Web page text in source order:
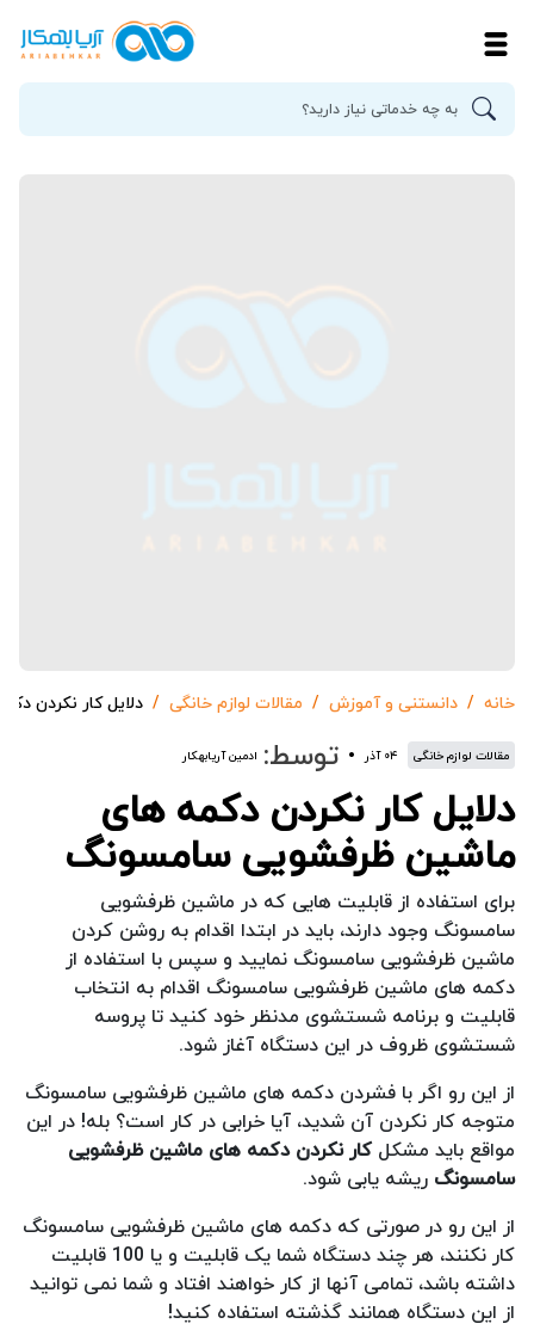
خانه دانستنی و آموزش مقالات لوازم خانگی دلایل کار نکردن
مقالات لوازم خانگی ۰۴ آذر توسط: ادمین آریابهکار
دلایل کار نکردن دکمه های
ماشین ظرفشویی سامسونگ
برای استفاده از قابلیت هایی که در ماشین ظرفشویی
سامسونگ وجود دارند، باید در ابتدا اقدام به روشن کردن
ماشین ظرفشویی سامسونگ نمایید و سپس با استفاده از
دکمه های ماشین ظرفشویی سامسونگ اقدام به انتخاب
قابلیت و برنامه شستشوی مدنظر خود کنید تا پروسه
شستشوی ظروف در این دستگاه آغاز شود.
از این رو اگر با فشردن دکمه های ماشین ظرفشویی سامسونگ
متوجه کار نکردن آن شدید، آیا خرابی در کار است؟ بله! در این
مواقع باید مشکلکار نکردن دکمه های ماشین ظرفشویی
سامسونگ ریشه یابی شود.
از این رو در صورتی که دکمه های ماشین ظرفشویی سامسونگ
کار نکنند، هر چند دستگاه شما یک قابلیت و یا 100 قابلیت
داشته باشد، تمامی آنها از کار خواهند افتاد و شما نمی توانید
از این دستگاه همانند گذشته استفاده کنید!